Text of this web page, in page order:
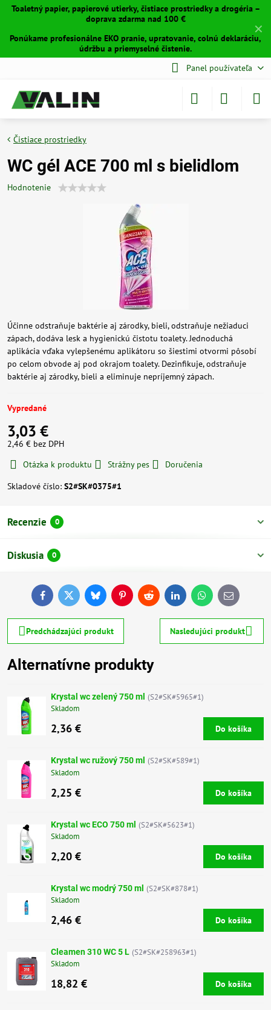
✕
Toaletný papier, papierové utierky, čistiace prostriedky a drogéria –
doprava zdarma nad 100 €
Ponúkame profesionálne EKO pranie, upratovanie, colnú deklaráciu,
údržbu a priemyselné čistenie.
Panel používateľa
Čistiace prostriedky
WC gél ACE 700 ml s bielidlom
Hodnotenie
Účinne odstraňuje baktérie aj zárodky, bieli, odstraňuje nežiaduci
zápach, dodáva lesk a hygienickú čistotu toalety. Jednoduchá
aplikácia vďaka vylepšenému aplikátoru so šiestimi otvormi pôsobí
po celom obvode aj pod okrajom toalety. Dezinfikuje, odstraňuje
baktérie aj zárodky, bieli a eliminuje nepríjemný zápach.
Vypredané
3,03 €
2,46 € bez DPH
Otázka k produktu
Strážny pes
Doručenia
Skladové číslo: S2#SK#0375#1
Recenzie 0
Diskusia 0
FacebookTwitterBlueskyPinterestReddit LinkedInWhatsApp
E-
mail
Predchádzajúci produkt Nasledujúci produkt
Alternatívne produkty
Krystal wc zelený 750 ml (S2#SK#5965#1)
Skladom
2,36 € Do košíka
Krystal wc ružový 750 ml (S2#SK#589#1)
Skladom
2,25 € Do košíka
Krystal wc ECO 750 ml (S2#SK#5623#1)
Skladom
2,20 € Do košíka
Krystal wc modrý 750 ml (S2#SK#878#1)
Skladom
2,46 € Do košíka
Cleamen 310 WC 5 L (S2#SK#258963#1)
Skladom
18,82 € Do košíka